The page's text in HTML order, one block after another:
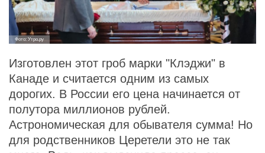
Фото: Утро.ру
Изготовлен этот гроб марки "Клэджи" в
Канаде и считается одним из самых
дорогих. В России его цена начинается от
полутора миллионов рублей.
Астрономическая для обывателя сумма! Но
для родственников Церетели это не так